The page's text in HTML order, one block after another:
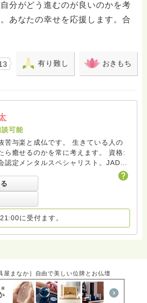
分がどう進むのが良いのかを考
あなたの幸せを応援します。合
有り難し おきもち
可能
苦与楽と成仏です。 生きている人の
癒せるのかを常に考えます。 資格:
認定メンタルスペシャリスト。JADP
に受付ます。
屋まなか］自由で美しい位牌とお仏壇